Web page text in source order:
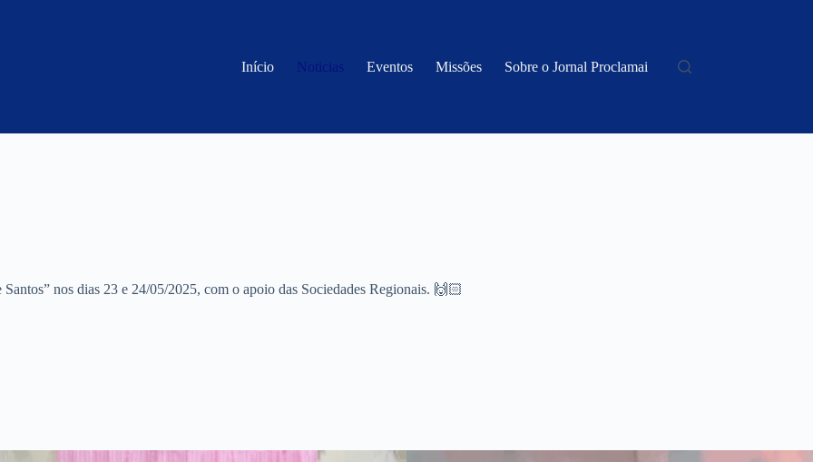
Início Noticias Eventos Missões Sobre o Jornal Proclamai
nos dias 23 e 24/05/2025, com o apoio das Sociedades Regionais. 🙌🏻